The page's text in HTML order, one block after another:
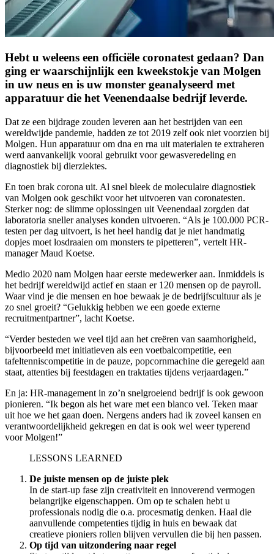
Hebt u weleens een officiële coronatest gedaan? Dan
ging er waarschijnlijk een kweekstokje van Molgen
in uw neus en is uw monster geanalyseerd met
apparatuur die het Veenendaalse bedrijf leverde.
Dat ze een bijdrage zouden leveren aan het bestrijden van een
wereldwijde pandemie, hadden ze tot 2019 zelf ook niet voorzien bij
Molgen. Hun apparatuur om dna en rna uit materialen te extraheren
werd aanvankelijk vooral gebruikt voor gewasveredeling en
diagnostiek bij dierziektes.
En toen brak corona uit. Al snel bleek de moleculaire diagnostiek
van Molgen ook geschikt voor het uitvoeren van coronatesten.
Sterker nog: de slimme oplossingen uit Veenendaal zorgden dat
laboratoria sneller analyses konden uitvoeren. “Als je 100.000 PCR-
testen per dag uitvoert, is het heel handig dat je niet handmatig
dopjes moet losdraaien om monsters te pipetteren”, vertelt HR-
manager Maud Koetse.
Medio 2020 nam Molgen haar eerste medewerker aan. Inmiddels is
het bedrijf wereldwijd actief en staan er 120 mensen op de payroll.
Waar vind je die mensen en hoe bewaak je de bedrijfscultuur als je
zo snel groeit? “Gelukkig hebben we een goede externe
recruitmentpartner”, lacht Koetse.
“Verder besteden we veel tijd aan het creëren van saamhorigheid,
bijvoorbeeld met initiatieven als een voetbalcompetitie, een
tafeltenniscompetitie in de pauze, popcornmachine die geregeld aan
staat, attenties bij feestdagen en traktaties tijdens verjaardagen.”
En ja: HR-management in zo’n snelgroeiend bedrijf is ook gewoon
pionieren. “Ik begon als het ware met een blanco vel. Teken maar
uit hoe we het gaan doen. Nergens anders had ik zoveel kansen en
verantwoordelijkheid gekregen en dat is ook wel weer typerend
voor Molgen!”
LESSONS LEARNED
De juiste mensen op de juiste plek
In de start-up fase zijn creativiteit en innoverend vermogen
belangrijke eigenschappen. Om op te schalen hebt u
professionals nodig die o.a. procesmatig denken. Haal die
aanvullende competenties tijdig in huis en bewaak dat
creatieve pioniers rollen blijven vervullen die bij hen passen.
Op tijd van uitzondering naar regel